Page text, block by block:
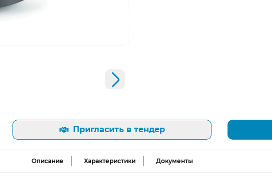
Следующий слайд
Пригласить в тендер
Описание Характеристики Документы